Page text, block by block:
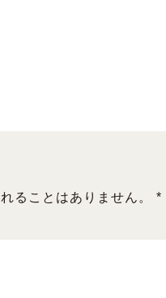
ることはありません。 *